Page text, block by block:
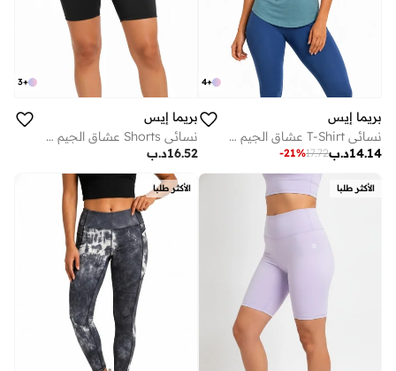
+
4
بريما إيس
نسائي T-Shirt عشاق الجيم بريميوم Blue
د.ب14.14
17.72
-21%
+
3
بريما إيس
نسائي Shorts عشاق الجيم بريميوم Black
د.ب16.52
الأكثر طلبا الأكثر طلبا